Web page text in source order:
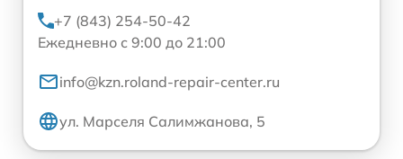
+7 (843) 254-50-42
Ежедневно с 9:00 до 21:00
info@kzn.roland-repair-center.ru
ул. Марселя Салимжанова, 5